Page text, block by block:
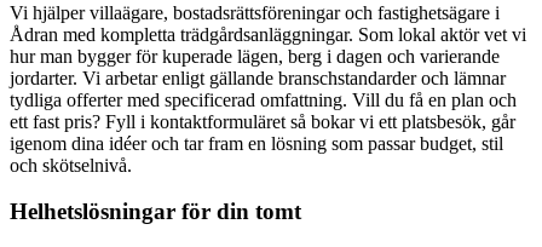
Vi hjälper villaägare, bostadsrättsföreningar och fastighetsägare i
Ådran med kompletta trädgårdsanläggningar. Som lokal aktör vet vi
hur man bygger för kuperade lägen, berg i dagen och varierande
jordarter. Vi arbetar enligt gällande branschstandarder och lämnar
tydliga offerter med specificerad omfattning. Vill du få en plan och
ett fast pris? Fyll i kontaktformuläret så bokar vi ett platsbesök, går
igenom dina idéer och tar fram en lösning som passar budget, stil
och skötselnivå.
Helhetslösningar för din tomt